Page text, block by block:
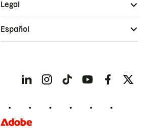
Legal
Español